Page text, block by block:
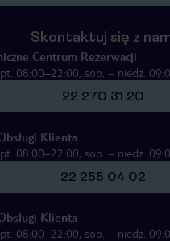
Skontaktuj się z
Centrum Rezerwacji
08:00–22:00, sob. – niedz.
22 270 31 20
Klienta
08:00–22:00, sob. – niedz.
22 255 04 02
Klienta
08:00–22:00, sob. – niedz.